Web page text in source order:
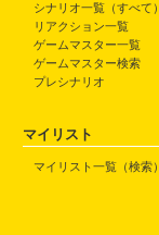
シナリオ一覧（すべて）
リアクション一覧
ゲームマスター一覧
ゲームマスター検索
プレシナリオ
マイリスト
マイリスト一覧（検索）